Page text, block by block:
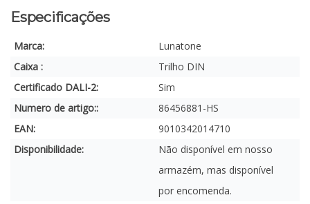
Especificações
Marca:
Lunatone
Caixa :
Trilho DIN
Certificado DALI-2:
Sim
Numero de artigo::
86456881-HS
EAN:
9010342014710
Disponibilidade:
Não disponível em nosso
armazém, mas disponível
por encomenda.